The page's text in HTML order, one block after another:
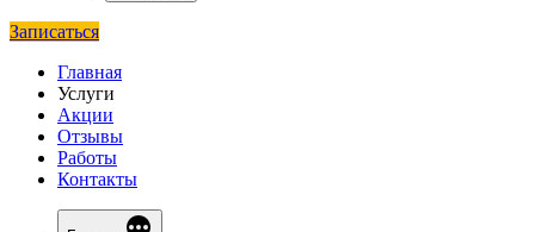
Записаться
Главная
Услуги
Акции
Отзывы
Работы
Контакты